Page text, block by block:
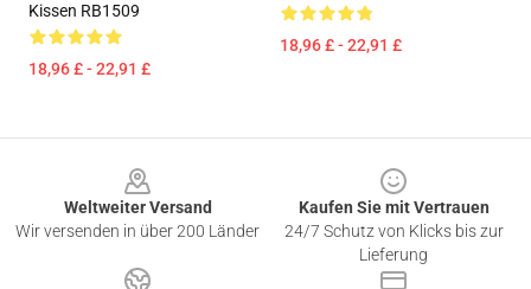
Kissen RB1509
18,96 £ - 22,91 £
18,96 £ - 22,91 £
Weltweiter Versand
Wir versenden in über 200 Länder
Kaufen Sie mit Vertrauen
24/7 Schutz von Klicks bis zur
Lieferung